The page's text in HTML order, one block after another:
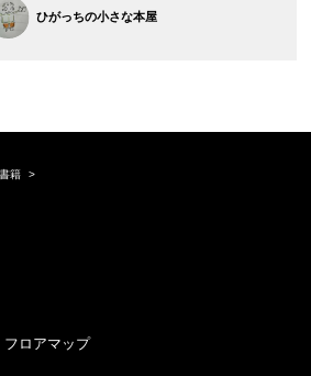
ひがっちの小さな本屋
書籍
フロアマップ